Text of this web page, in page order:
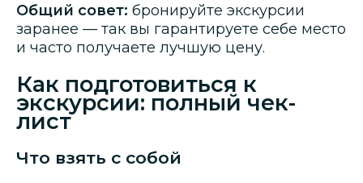
Общий совет: бронируйте экскурсии
заранее — так вы гарантируете себе место
и часто получаете лучшую цену.
Как подготовиться к
экскурсии: полный чек-
лист
Что взять с собой